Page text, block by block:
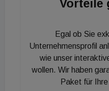
Sanierungsmaßnahmen
Wirtschaftlichkeit der
umfassender
untersucht.
Besonders innovativ ist
Vorteile
Egal ob Sie
Unternehmensprofil
wie unser
wollen. Wir haben
Paket für